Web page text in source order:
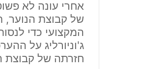
אחרי עונה לא
של קבוצת
המקצועי כדי
ג'וניורליג על
חזרתה של קבוצת